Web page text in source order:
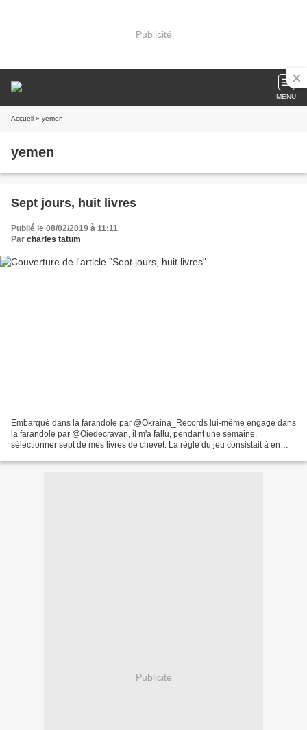
Publicité
MENU
Accueil » yemen
yemen
Sept jours, huit livres
Publié le 08/02/2019 à 11:11
Par charles tatum
Embarqué dans la farandole par @Okraina_Records lui-même engagé dans
la farandole par @Oiedecravan, il m'a fallu, pendant une semaine,
sélectionner sept de mes livres de chevet. La règle du jeu consistait à en
Publicité